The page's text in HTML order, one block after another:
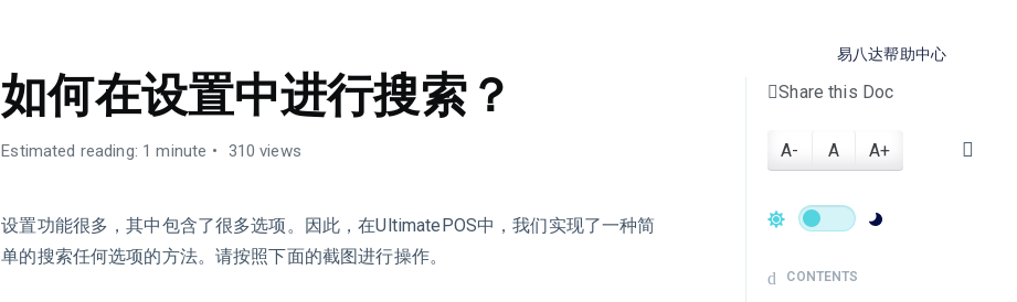
易八达帮助中心
如何在设置中进行搜索？
Estimated reading: 1 minute 310 views
设置功能很多，其中包含了很多选项。因此，在UltimatePOS中，我们实现了一种简
单的搜索任何选项的方法。请按照下面的截图进行操作。
Share this Doc
A- A A+
CONTENTS